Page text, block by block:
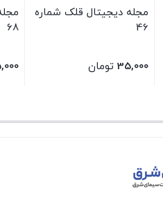
مجله دیجیتال قلک شماره
46
35,000 تومان
68